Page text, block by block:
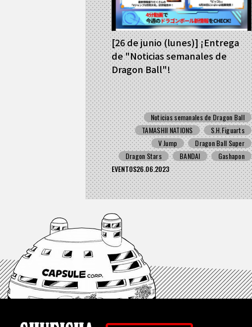
[26 de junio (lunes)] ¡Entrega
de "Noticias semanales de
Dragon Ball"!
Noticias semanales de Dragon Ball
TAMASHII NATIONS
S.H.Figuarts
V Jump
Dragon Ball Super
Dragon Stars
BANDAI
Gashapon
EVENTOS26.06.2023